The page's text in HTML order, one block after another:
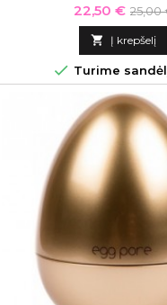
Kaina
22,50 €
kaina
25,00
 Į krepšelį
 Turime